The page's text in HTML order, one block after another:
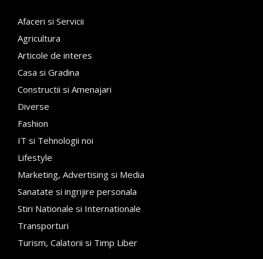
Afaceri si Servicii
Agricultura
Articole de interes
Casa si Gradina
Constructii si Amenajari
Diverse
Fashion
IT si Tehnologii noi
Lifestyle
Marketing, Advertising si Media
Sanatate si ingrijire personala
Stiri Nationale si Internationale
Transporturi
Turism, Calatorii si Timp Liber